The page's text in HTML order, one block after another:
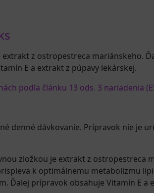
z ostropestreca mariánskeho.
E a extrakt z púpavy lekárskej.
podľa článku 13 ods. 3 nariadenia
denné dávkovanie. Prípravok nie je
zložkou je extrakt z ostropestreca
k optimálnemu metabolizmu
Ďalej prípravok obsahuje Vitamín E a